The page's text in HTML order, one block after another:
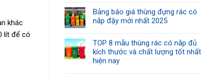
khác
lít để có
Bảng báo giá thùng đựng rác có
nắp đậy mới nhất 2025
TOP 8 mẫu thùng rác có nắp đủ
kích thước và chất lượng tốt nhất
hiện nay